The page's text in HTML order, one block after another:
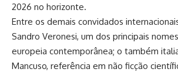
2026 no horizonte.
Entre os demais convidados
Sandro Veronesi, um dos principais
europeia contemporânea; o também
Mancuso, referência em não ficção